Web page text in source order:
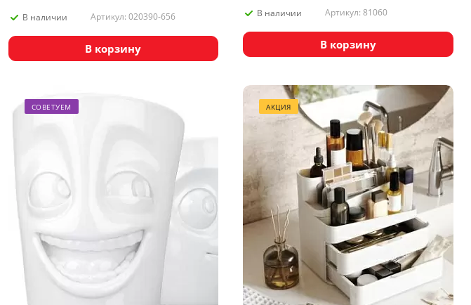
В наличии Артикул: 020390-656
В корзину
В наличии Артикул: 81060
В корзину
СОВЕТУЕМ АКЦИЯ